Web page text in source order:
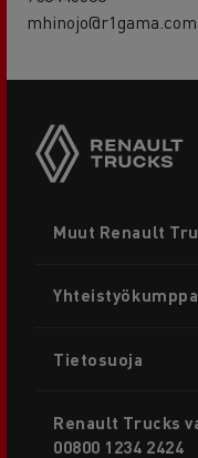
mhinojo@r1gama.com
menu
Muut Renault
Tietosuoja
Renault Trucks
00800 1234 2424